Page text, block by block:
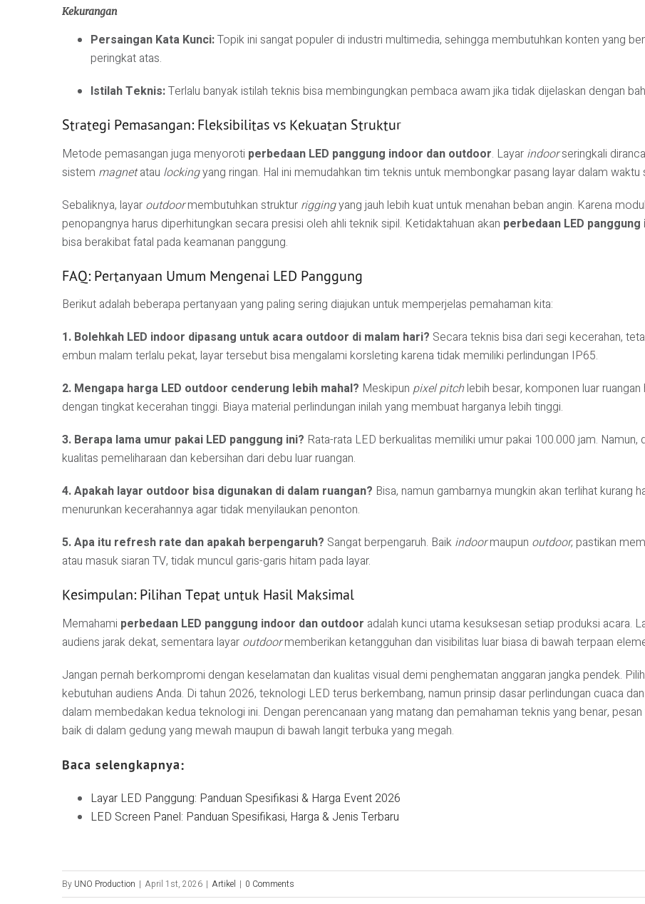
Kekurangan
Persaingan Kata Kunci:Topik ini sangat populer di industri multimedia, sehingga membutuhkan konten yang
peringkat atas.
Istilah Teknis:Terlalu banyak istilah teknis bisa membingungkan pembaca awam jika tidak dijelaskan dengan
Strategi Pemasangan: Fleksibilitas vs Kekuatan Struktur
Metode pemasangan juga menyoroti perbedaan LED panggung indoor dan outdoor. Layar indoorseringkali
sistem magnetatau lockingyang ringan. Hal ini memudahkan tim teknis untuk membongkar pasang layar dalam waktu
Sebaliknya, layar outdoormembutuhkan struktur riggingyang jauh lebih kuat untuk menahan beban angin. Karena
penopangnya harus diperhitungkan secara presisi oleh ahli teknik sipil. Ketidaktahuan akan perbedaan LED
bisa berakibat fatal pada keamanan panggung.
FAQ: Pertanyaan Umum Mengenai LED Panggung
Berikut adalah beberapa pertanyaan yang paling sering diajukan untuk memperjelas pemahaman kita:
1. Bolehkah LED indoor dipasang untuk acara outdoor di malam hari? Secara teknis bisa dari segi kecerahan,
embun malam terlalu pekat, layar tersebut bisa mengalami korsleting karena tidak memiliki perlindungan IP65.
2. Mengapa harga LED outdoor cenderung lebih mahal? Meskipun pixel pitchlebih besar, komponen luar ruangan
dengan tingkat kecerahan tinggi. Biaya material perlindungan inilah yang membuat harganya lebih tinggi.
3. Berapa lama umur pakai LED panggung ini? Rata-rata LED berkualitas memiliki umur pakai 100.000 jam. Namun,
kualitas pemeliharaan dan kebersihan dari debu luar ruangan.
4. Apakah layar outdoor bisa digunakan di dalam ruangan? Bisa, namun gambarnya mungkin akan terlihat kurang
menurunkan kecerahannya agar tidak menyilaukan penonton.
5. Apa itu refresh rate dan apakah berpengaruh? Sangat berpengaruh. Baik indoormaupun outdoor, pastikan
atau masuk siaran TV, tidak muncul garis-garis hitam pada layar.
Kesimpulan: Pilihan Tepat untuk Hasil Maksimal
Memahami perbedaan LED panggung indoor dan outdoor adalah kunci utama kesuksesan setiap produksi acara.
audiens jarak dekat, sementara layar outdoormemberikan ketangguhan dan visibilitas luar biasa di bawah terpaan
Jangan pernah berkompromi dengan keselamatan dan kualitas visual demi penghematan anggaran jangka pendek.
kebutuhan audiens Anda. Di tahun 2026, teknologi LED terus berkembang, namun prinsip dasar perlindungan cuaca
dalam membedakan kedua teknologi ini. Dengan perencanaan yang matang dan pemahaman teknis yang benar,
baik di dalam gedung yang mewah maupun di bawah langit terbuka yang megah.
Baca selengkapnya:
Layar LED Panggung: Panduan Spesifikasi & Harga Event 2026
LED Screen Panel: Panduan Spesifikasi, Harga & Jenis Terbaru
By UNO Production | April 1st, 2026 | Artikel | 0 Comments